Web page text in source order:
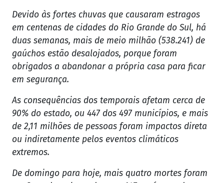
Devido às fortes chuvas que causaram estragos
em centenas de cidades do Rio Grande do Sul, há
duas semanas, mais de meio milhão (538.241) de
gaúchos estão desalojados, porque foram
obrigados a abandonar a própria casa para ficar
em segurança.
As consequências dos temporais afetam cerca de
90% do estado, ou 447 dos 497 municípios, e mais
de 2,11 milhões de pessoas foram impactos direta
ou indiretamente pelos eventos climáticos
extremos.
De domingo para hoje, mais quatro mortes foram